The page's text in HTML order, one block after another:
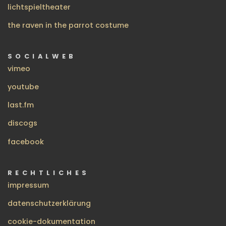
lichtspieltheater
the raven in the parrot costume
SOCIALWEB
vimeo
youtube
last.fm
discogs
facebook
RECHTLICHES
impressum
datenschutzerklärung
cookie-dokumentation